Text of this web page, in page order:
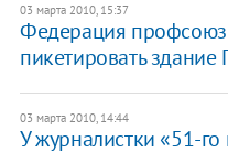
03 марта 2010, 15:37
Федерация
пикетировать здание
03 марта 2010, 14:44
У журналистки «51-го